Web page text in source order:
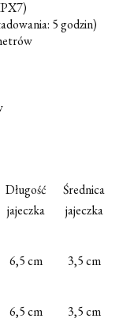
5 godzin)
Długość
jajeczka
Średnica
jajeczka
6,5 cm 3,5 cm
6,5 cm 3,5 cm